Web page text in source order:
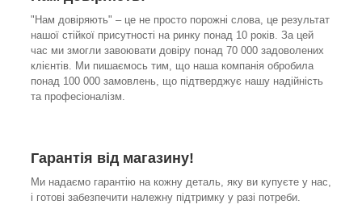
"Нам довіряють" – це не просто порожні слова, це результат
нашої стійкої присутності на ринку понад 10 років. За цей
час ми змогли завоювати довіру понад 70 000 задоволених
клієнтів. Ми пишаємось тим, що наша компанія обробила
понад 100 000 замовлень, що підтверджує нашу надійність
та професіоналізм.
Гарантія від магазину!
Ми надаємо гарантію на кожну деталь, яку ви купуєте у нас,
і готові забезпечити належну підтримку у разі потреби.